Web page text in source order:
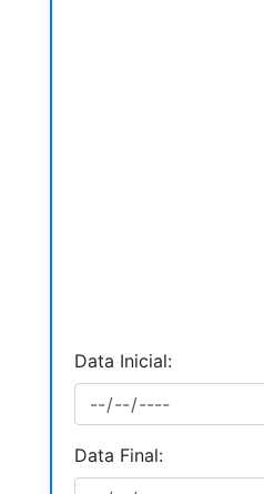
Data Inicial:
Data Final: